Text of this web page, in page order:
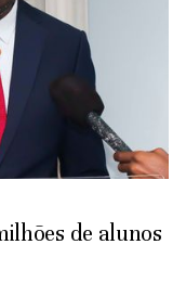
de alunos